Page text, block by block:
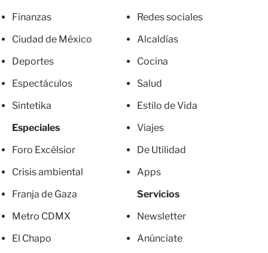
Finanzas
Ciudad de México
Deportes
Espectáculos
Sintetika
Especiales
Foro Excélsior
Crisis ambiental
Franja de Gaza
Metro CDMX
El Chapo
Redes sociales
Alcaldías
Cocina
Salud
Estilo de Vida
Viajes
De Utilidad
Apps
Servicios
Newsletter
Anúnciate